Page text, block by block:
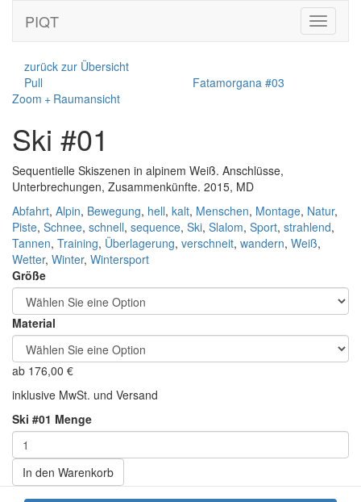
Toggle
PIQT
zurück zur Übersicht
Pull
Fatamorgana #03
Zoom + Raumansicht
Ski #01
Sequentielle Skiszenen in alpinem Weiß. Anschlüsse,
Unterbrechungen, Zusammenkünfte. 2015, MD
Abfahrt, Alpin, Bewegung, hell, kalt, Menschen, Montage, Natur,
Piste, Schnee, schnell, sequence, Ski, Slalom, Sport, strahlend,
Tannen, Training, Überlagerung, verschneit, wandern, Weiß,
Wetter, Winter, Wintersport
Größe
Material
ab 176,00 €
inklusive MwSt. und Versand
Ski #01 Menge
In den Warenkorb